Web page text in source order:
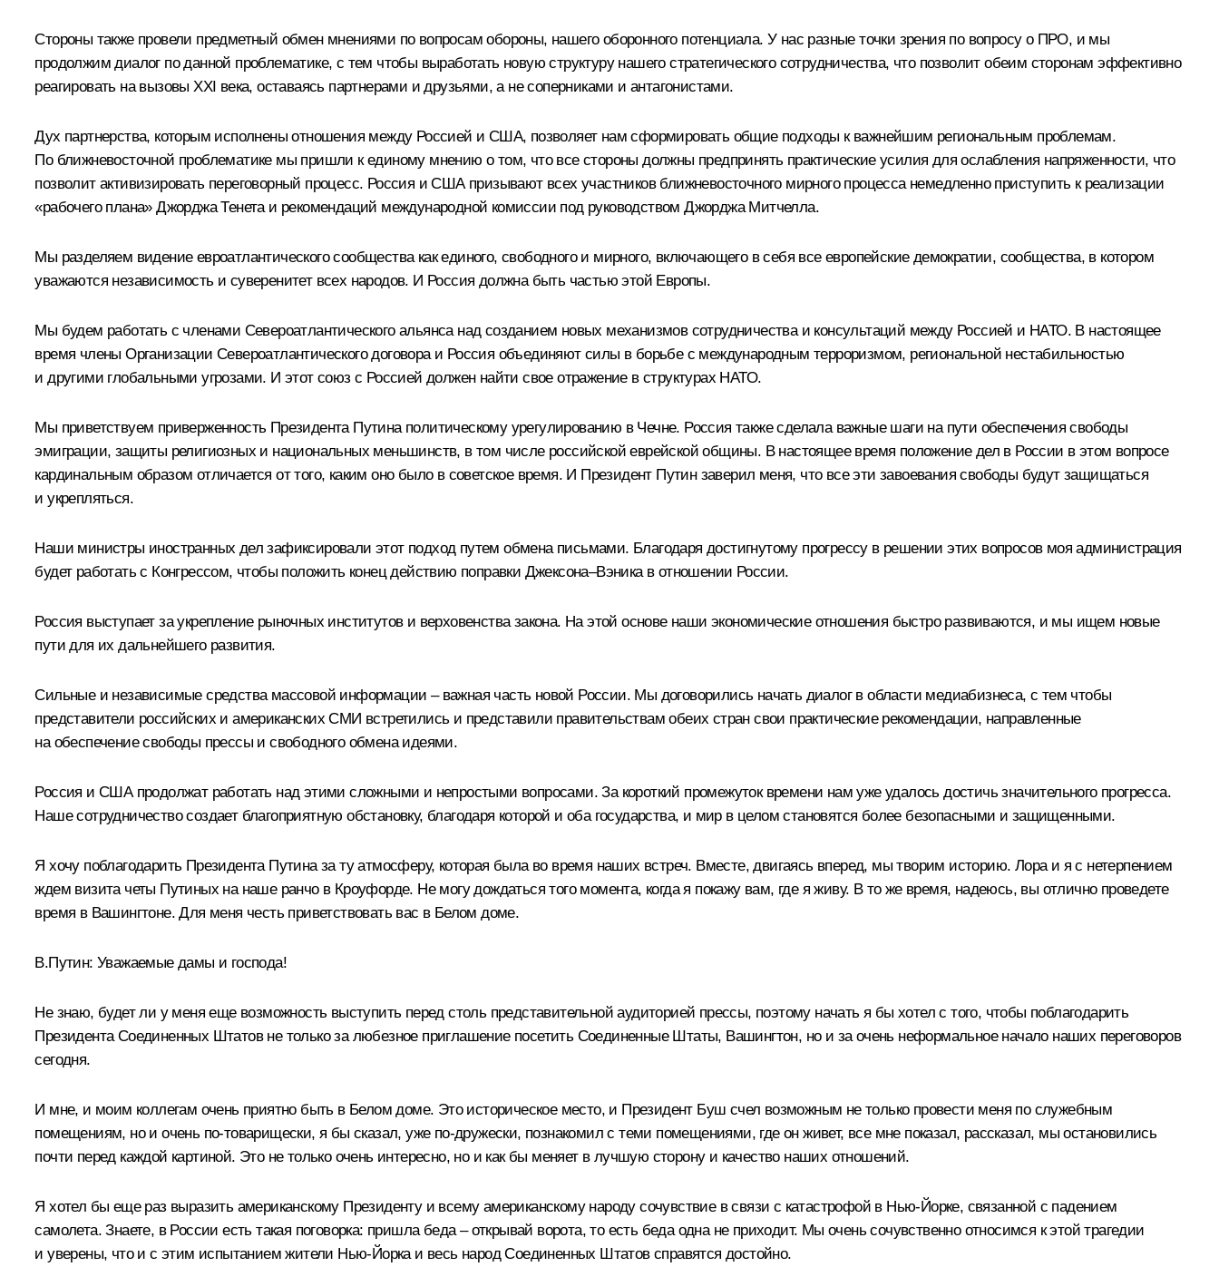
Стороны также провели предметный обмен мнениями по вопросам обороны, нашего оборонного потенциала. У нас разные точки зрения по вопросу о ПРО, и мы
продолжим диалог по данной проблематике, с тем чтобы выработать новую структуру нашего стратегического сотрудничества, что позволит обеим сторонам эффективно
реагировать на вызовы XXI века, оставаясь партнерами и друзьями, а не соперниками и антагонистами.
Дух партнерства, которым исполнены отношения между Россией и США, позволяет нам сформировать общие подходы к важнейшим региональным проблемам.
По ближневосточной проблематике мы пришли к единому мнению о том, что все стороны должны предпринять практические усилия для ослабления напряженности, что
позволит активизировать переговорный процесс. Россия и США призывают всех участников ближневосточного мирного процесса немедленно приступить к реализации
«рабочего плана» Джорджа Тенета и рекомендаций международной комиссии под руководством Джорджа Митчелла.
Мы разделяем видение евроатлантического сообщества как единого, свободного и мирного, включающего в себя все европейские демократии, сообщества, в котором
уважаются независимость и суверенитет всех народов. И Россия должна быть частью этой Европы.
Мы будем работать с членами Североатлантического альянса над созданием новых механизмов сотрудничества и консультаций между Россией и НАТО. В настоящее
время члены Организации Североатлантического договора и Россия объединяют силы в борьбе с международным терроризмом, региональной нестабильностью
и другими глобальными угрозами. И этот союз с Россией должен найти свое отражение в структурах НАТО.
Мы приветствуем приверженность Президента Путина политическому урегулированию в Чечне. Россия также сделала важные шаги на пути обеспечения свободы
эмиграции, защиты религиозных и национальных меньшинств, в том числе российской еврейской общины. В настоящее время положение дел в России в этом вопросе
кардинальным образом отличается от того, каким оно было в советское время. И Президент Путин заверил меня, что все эти завоевания свободы будут защищаться
и укрепляться.
Наши министры иностранных дел зафиксировали этот подход путем обмена письмами. Благодаря достигнутому прогрессу в решении этих вопросов моя администрация
будет работать с Конгрессом, чтобы положить конец действию поправки Джексона–Вэника в отношении России.
Россия выступает за укрепление рыночных институтов и верховенства закона. На этой основе наши экономические отношения быстро развиваются, и мы ищем новые
пути для их дальнейшего развития.
Сильные и независимые средства массовой информации – важная часть новой России. Мы договорились начать диалог в области медиабизнеса, с тем чтобы
представители российских и американских СМИ встретились и представили правительствам обеих стран свои практические рекомендации, направленные
на обеспечение свободы прессы и свободного обмена идеями.
Россия и США продолжат работать над этими сложными и непростыми вопросами. За короткий промежуток времени нам уже удалось достичь значительного прогресса.
Наше сотрудничество создает благоприятную обстановку, благодаря которой и оба государства, и мир в целом становятся более безопасными и защищенными.
Я хочу поблагодарить Президента Путина за ту атмосферу, которая была во время наших встреч. Вместе, двигаясь вперед, мы творим историю. Лора и я с нетерпением
ждем визита четы Путиных на наше ранчо в Кроуфорде. Не могу дождаться того момента, когда я покажу вам, где я живу. В то же время, надеюсь, вы отлично проведете
время в Вашингтоне. Для меня честь приветствовать вас в Белом доме.
В.Путин: Уважаемые дамы и господа!
Не знаю, будет ли у меня еще возможность выступить перед столь представительной аудиторией прессы, поэтому начать я бы хотел с того, чтобы поблагодарить
Президента Соединенных Штатов не только за любезное приглашение посетить Соединенные Штаты, Вашингтон, но и за очень неформальное начало наших переговоров
сегодня.
И мне, и моим коллегам очень приятно быть в Белом доме. Это историческое место, и Президент Буш счел возможным не только провести меня по служебным
помещениям, но и очень по‑товарищески, я бы сказал, уже по‑дружески, познакомил с теми помещениями, где он живет, все мне показал, рассказал, мы остановились
почти перед каждой картиной. Это не только очень интересно, но и как бы меняет в лучшую сторону и качество наших отношений.
Я хотел бы еще раз выразить американскому Президенту и всему американскому народу сочувствие в связи с катастрофой в Нью-Йорке, связанной с падением
самолета. Знаете, в России есть такая поговорка: пришла беда – открывай ворота, то есть беда одна не приходит. Мы очень сочувственно относимся к этой трагедии
и уверены, что и с этим испытанием жители Нью-Йорка и весь народ Соединенных Штатов справятся достойно.